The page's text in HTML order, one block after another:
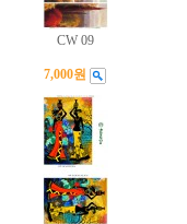
CW 09
7,000원